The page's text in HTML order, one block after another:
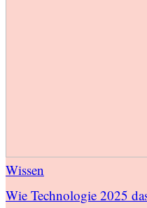
Wissen
Wie Technologie 2025